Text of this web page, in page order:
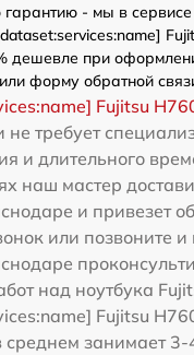
- мы в сервисе
дешевле при
форму обратной
Fujitsu
не требует
и длительного
наш мастер
и привезет
или позвоните
над ноутбука
Fujitsu
среднем занимает